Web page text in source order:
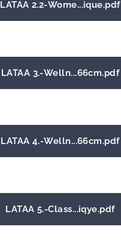
LATAA 2.2-Wome...ique.pdf
LATAA 3.-Welln...66cm.pdf
LATAA 4.-Welln...66cm.pdf
LATAA 5.-Class...iqye.pdf